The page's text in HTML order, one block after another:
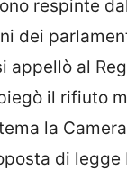
respinte
dei
appellò al
il rifiuto
la
di legge